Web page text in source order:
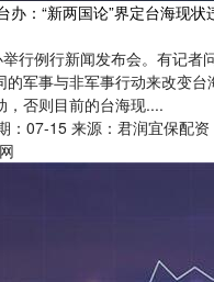
办：“新两国论”界定台海现
行例行新闻发布会。有记者
的军事与非军事行动来改变台
，否则目前的台海现....
：07-15 来源：君润宜保配资